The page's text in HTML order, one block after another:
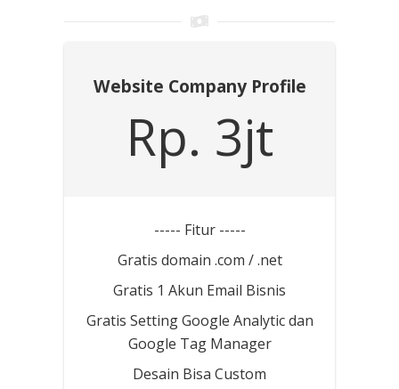
Website Company Profile
Rp. 3jt
----- Fitur -----
Gratis domain .com / .net
Gratis 1 Akun Email Bisnis
Gratis Setting Google Analytic dan
Google Tag Manager
Desain Bisa Custom